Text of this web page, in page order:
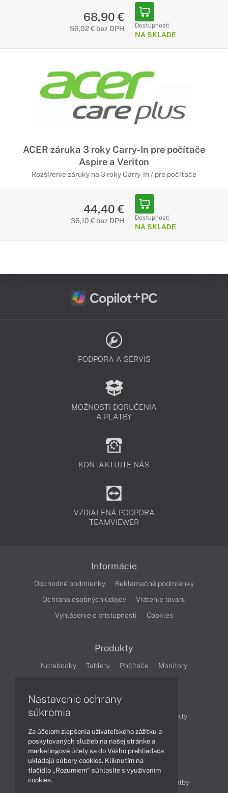
68,90 €
56,02 € bez DPH Dostupnosť:
NA SKLADE
ACER záruka 3 roky Carry-In pre počítače
Aspire a Veriton
Rozšírenie záruky na 3 roky Carry-In / pre počítače
44,40 €
36,10 € bez DPH Dostupnosť:
NA SKLADE
PODPORA A SERVIS
MOŽNOSTI DORUČENIA
A PLATBY
KONTAKTUJTE NÁS
VZDIALENÁ PODPORA
TEAMVIEWER
Informácie
Obchodné podmienky
Reklamačné podmienky
Ochrana osobných údajov
Vrátenie tovaru
Vyhlásenie o prístupnosti
Cookies
Produkty
Notebooky Tablety Počítače Monitory
Články
Obchodné informácie
Produkty
Technológie
Videá
Obsah
Ako nakupovať Možnosti doručenia a platby
Nastavenie ochrany
súkromia
Za účelom zlepšenia užívateľského zážitku a
poskytovaných služieb na našej stránke a
marketingové účely sa do Vášho prehliadača
ukladajú súbory cookies. Kliknutím na
tlačidlo „Rozumiem“ súhlasíte s využívaním
cookies.